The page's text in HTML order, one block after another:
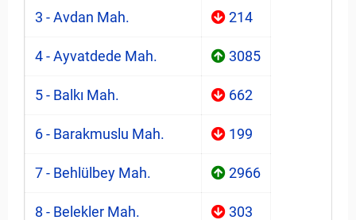
3 - Avdan Mah. 214
4 - Ayvatdede Mah. 3085
5 - Balkı Mah. 662
6 - Barakmuslu Mah. 199
7 - Behlülbey Mah. 2966
8 - Belekler Mah. 303